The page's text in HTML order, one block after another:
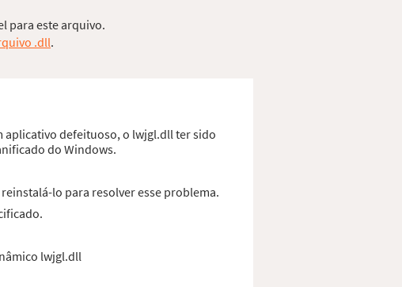
para este arquivo.
.dll.
aplicativo defeituoso, o lwjgl.dll ter sido
do Windows.
lo para resolver esse problema.
lwjgl.dll